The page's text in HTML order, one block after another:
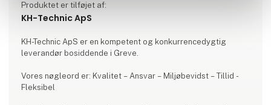
Produktet er tilføjet af:
KH-Technic ApS
KH-Technic ApS er en kompetent og konkurrencedygtig
leverandør bosiddende i Greve.
Vores nøgleord er: Kvalitet – Ansvar – Miljøbevidst – Tillid -
Fleksibel